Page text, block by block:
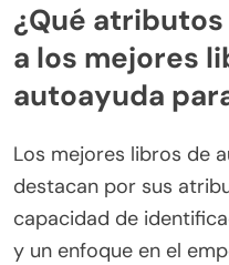
¿Qué
a los mejores
autoayuda
Los mejores libros de
destacan por sus
capacidad de
y un enfoque en el